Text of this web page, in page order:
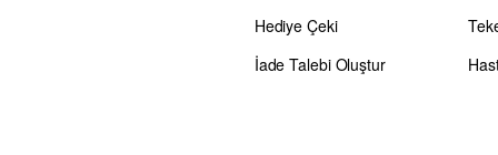
Hediye Çeki
İade Talebi Oluştur